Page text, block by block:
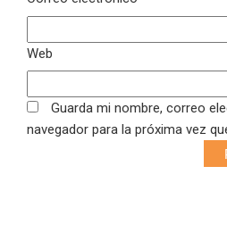
Web
Guarda mi nombre, correo
navegador para la próxima vez